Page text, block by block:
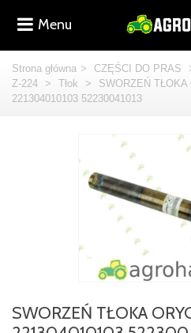
Menu
Strona główna > CZĘŚCI DO PRAS
Z-224
> Tłok >
SWORZEŃ TŁOKA
221304010103 52230041013
SWORZEŃ TŁOKA